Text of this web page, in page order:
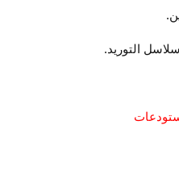
التوريد.